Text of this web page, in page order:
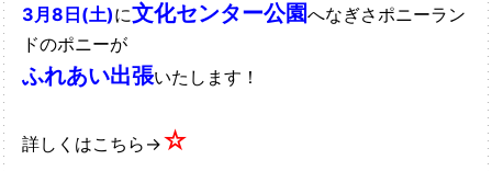
3月8日(土)に文化センター公園へなぎさポニーラン
ドのポニーが
ふれあい出張いたします！
詳しくはこちら→☆